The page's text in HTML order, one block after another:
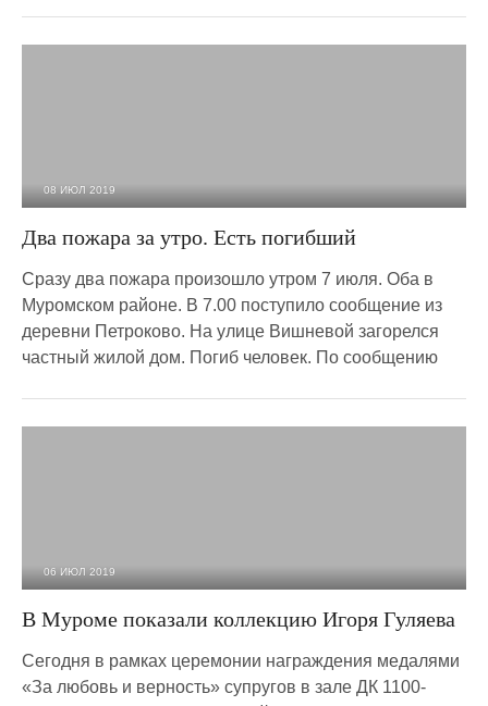
08 ИЮЛ 2019
Два пожара за утро. Есть погибший
Сразу два пожара произошло утром 7 июля. Оба в
Муромском районе. В 7.00 поступило сообщение из
деревни Петроково. На улице Вишневой загорелся
частный жилой дом. Погиб человек. По сообщению
06 ИЮЛ 2019
В Муроме показали коллекцию Игоря Гуляева
Сегодня в рамках церемонии награждения медалями
«За любовь и верность» супругов в зале ДК 1100-